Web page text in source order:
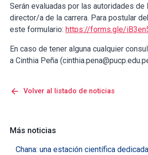
Serán evaluadas por las autoridades de
director/a de la carrera. Para postular
este formulario: https://forms.gle/
En caso de tener alguna cualquier
a Cinthia Peña
arrow_back Volver al listado de noticias
Más noticias
Chana: una estación científica